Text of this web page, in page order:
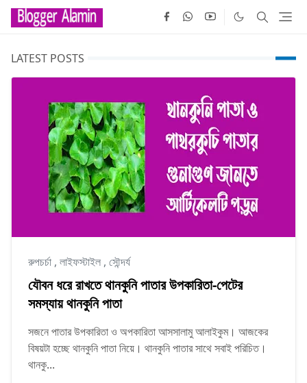
LATEST POSTS
রুপচর্চা , লাইফস্টাইল , সৌন্দর্য
যৌবন ধরে রাখতে থানকুনি পাতার উপকারিতা-পেটের
সমস্যায় থানকুনি পাতা
সজনে পাতার উপকারিতা ও অপকারিতা আসসালামু আলাইকুম। আজকের
বিষয়টা হচ্ছে থানকুনি পাতা নিয়ে। থানকুনি পাতার সাথে সবাই পরিচিত।
থানকু...